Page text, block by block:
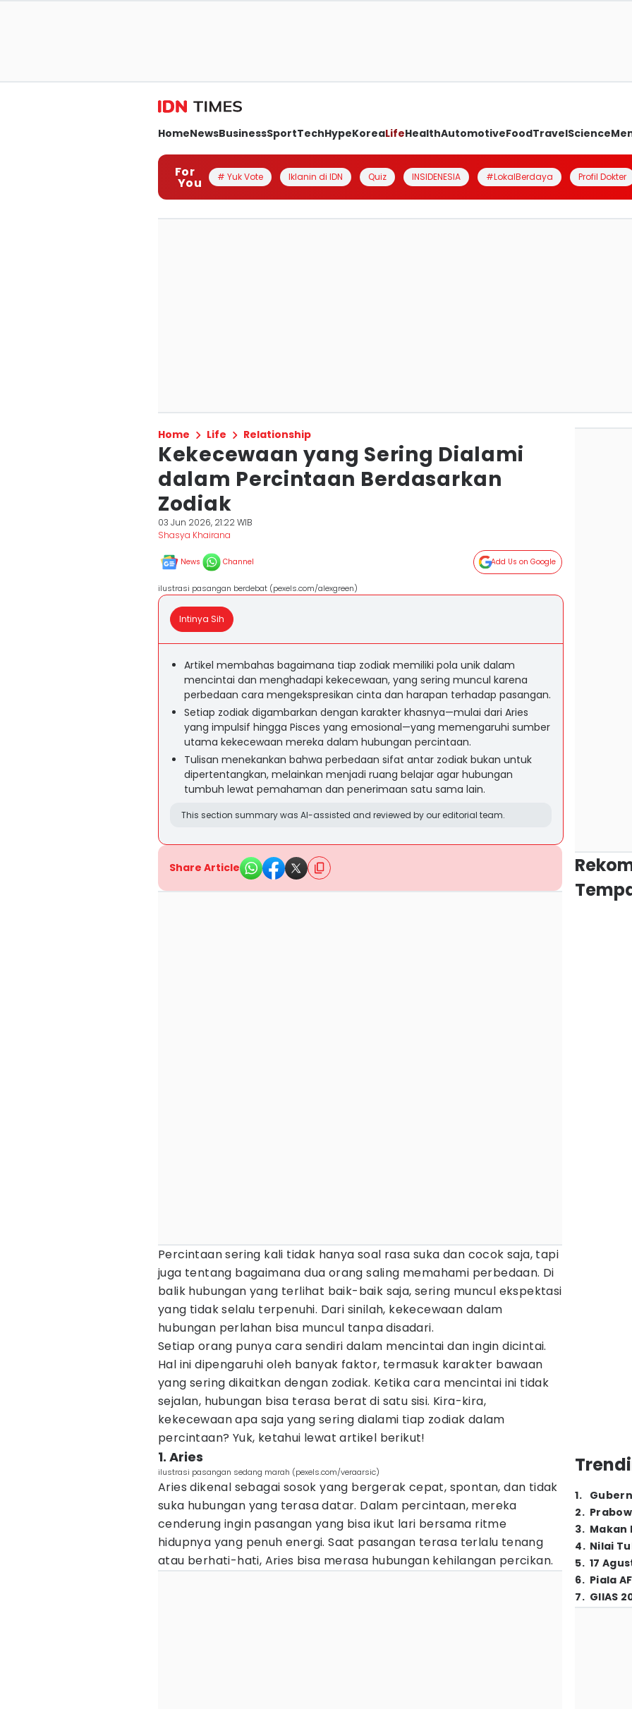
HomeNewsBusinessSportTechHypeKoreaLifeHealthAutomotiveFoodTravelScience
For
You # Yuk Vote Iklanin di IDN Quiz INSIDENESIA #LokalBerdaya Profil Dokter
Home Life Relationship
Kekecewaan yang Sering Dialami
dalam Percintaan Berdasarkan
Zodiak
03 Jun 2026, 21:22 WIB
Shasya Khairana
News Channel Add Us on Google
ilustrasi pasangan berdebat (pexels.com/alexgreen)
Intinya Sih
Artikel membahas bagaimana tiap zodiak memiliki pola unik dalam
mencintai dan menghadapi kekecewaan, yang sering muncul karena
perbedaan cara mengekspresikan cinta dan harapan terhadap pasangan.
Setiap zodiak digambarkan dengan karakter khasnya—mulai dari Aries
yang impulsif hingga Pisces yang emosional—yang memengaruhi sumber
utama kekecewaan mereka dalam hubungan percintaan.
Tulisan menekankan bahwa perbedaan sifat antar zodiak bukan untuk
dipertentangkan, melainkan menjadi ruang belajar agar hubungan
tumbuh lewat pemahaman dan penerimaan satu sama lain.
This section summary was AI-assisted and reviewed by our editorial team.
Share Article
Percintaan sering kali tidak hanya soal rasa suka dan cocok saja, tapi
juga tentang bagaimana dua orang saling memahami perbedaan. Di
balik hubungan yang terlihat baik-baik saja, sering muncul ekspektasi
yang tidak selalu terpenuhi. Dari sinilah, kekecewaan dalam
hubungan perlahan bisa muncul tanpa disadari.
Setiap orang punya cara sendiri dalam mencintai dan ingin dicintai.
Hal ini dipengaruhi oleh banyak faktor, termasuk karakter bawaan
yang sering dikaitkan dengan zodiak. Ketika cara mencintai ini tidak
sejalan, hubungan bisa terasa berat di satu sisi. Kira-kira,
kekecewaan apa saja yang sering dialami tiap zodiak dalam
percintaan? Yuk, ketahui lewat artikel berikut!
1. Aries
ilustrasi pasangan sedang marah (pexels.com/veraarsic)
Aries dikenal sebagai sosok yang bergerak cepat, spontan, dan tidak
suka hubungan yang terasa datar. Dalam percintaan, mereka
cenderung ingin pasangan yang bisa ikut lari bersama ritme
hidupnya yang penuh energi. Saat pasangan terasa terlalu tenang
atau berhati-hati, Aries bisa merasa hubungan kehilangan percikan.
1.
2.
3. Makan
4. Nilai
5. 17
6. Piala
7. GIIAS